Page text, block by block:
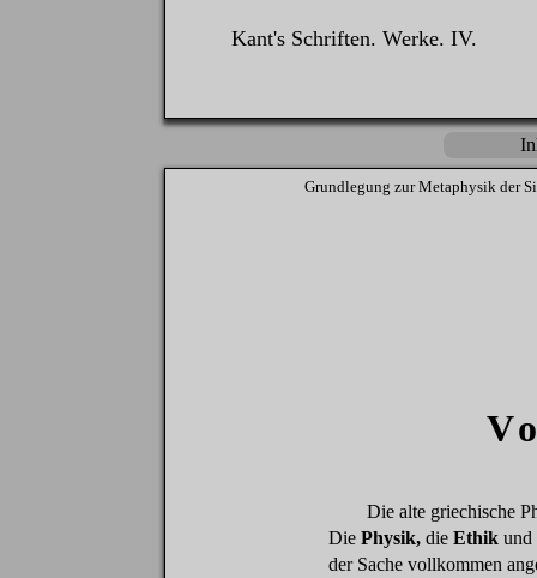
Kant's Schriften. Werke. IV.
Grundlegung zurMetaphysik der
Die alte griechische
Die Physik, die Ethik
der Sache vollkommen